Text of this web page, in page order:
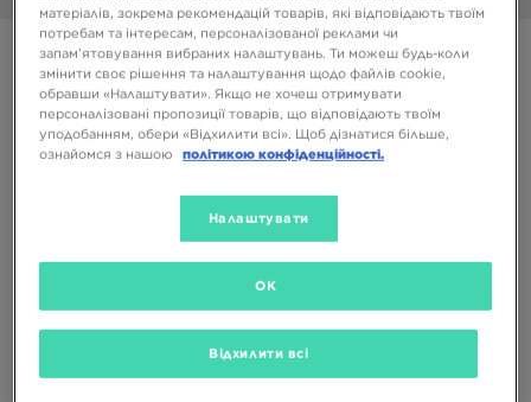
NIKE FORCE 1 EASYON TD JD
1499 ГРН
22
матеріалів, зокрема рекомендацій товарів, які відповідають твоїм
потребам та інтересам, персоналізованої реклами чи
запам’ятовування вибраних налаштувань. Ти можеш будь-коли
змінити своє рішення та налаштування щодо файлів cookie,
обравши «Налаштувати». Якщо не хочеш отримувати
персоналізовані пропозиції товарів, що відповідають твоїм
уподобанням, обери «Відхилити всі». Щоб дізнатися більше,
ознайомся з нашою
політикою конфіденційності.
Налаштувати
Відхилити всі
OK